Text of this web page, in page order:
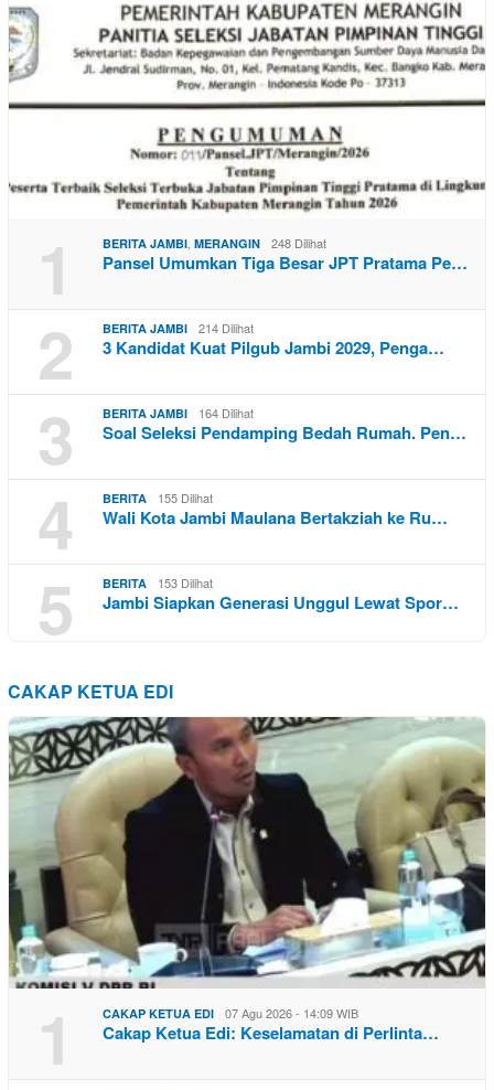
1 BERITA JAMBI, MERANGIN 248 Dilihat
Pansel Umumkan Tiga Besar JPT Pratama Pe…
2 BERITA JAMBI 214 Dilihat
3 Kandidat Kuat Pilgub Jambi 2029, Penga…
3 BERITA JAMBI 164 Dilihat
Soal Seleksi Pendamping Bedah Rumah. Pen…
4 BERITA 155 Dilihat
Wali Kota Jambi Maulana Bertakziah ke Ru…
5 BERITA 153 Dilihat
Jambi Siapkan Generasi Unggul Lewat Spor…
CAKAP KETUA EDI
1 CAKAP KETUA EDI 07 Agu 2026 - 14:09 WIB
Cakap Ketua Edi: Keselamatan di Perlinta…